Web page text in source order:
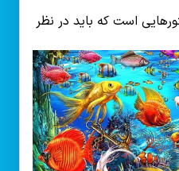
است که باید در نظر